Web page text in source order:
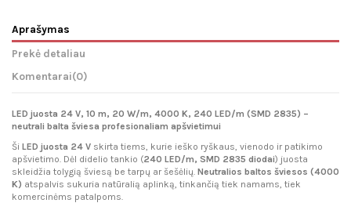
Aprašymas
Prekė detaliau
Komentarai(0)
LED juosta 24 V, 10 m, 20 W/m, 4000 K, 240 LED/m (SMD 2835) –
neutrali balta šviesa profesionaliam apšvietimui
Ši LED juosta 24 V skirta tiems, kurie ieško ryškaus, vienodo ir patikimo
apšvietimo. Dėl didelio tankio (240 LED/m, SMD 2835 diodai) juosta
skleidžia tolygią šviesą be tarpų ar šešėlių. Neutralios baltos šviesos (4000
K) atspalvis sukuria natūralią aplinką, tinkančią tiek namams, tiek
komercinėms patalpoms.